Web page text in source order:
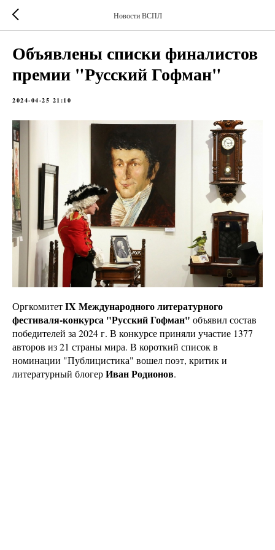
Новости ВСПЛ
Объявлены списки финалистов
премии "Русский Гофман"
2024-04-25 21:10
ОргкомитетIX Международного литературного
фестиваля-конкурса "Русский Гофман" объявил состав
победителей за 2024 г. В конкурсе приняли участие 1377
авторов из 21 страны мира. В короткий список в
номинации "Публицистика" вошел поэт, критик и
литературный блогерИван Родионов.